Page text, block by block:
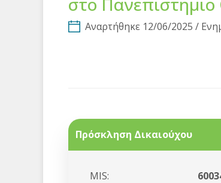
Αναρτήθηκε 12/06/2025 /
Πρόσκληση Δικαιούχου
MIS: